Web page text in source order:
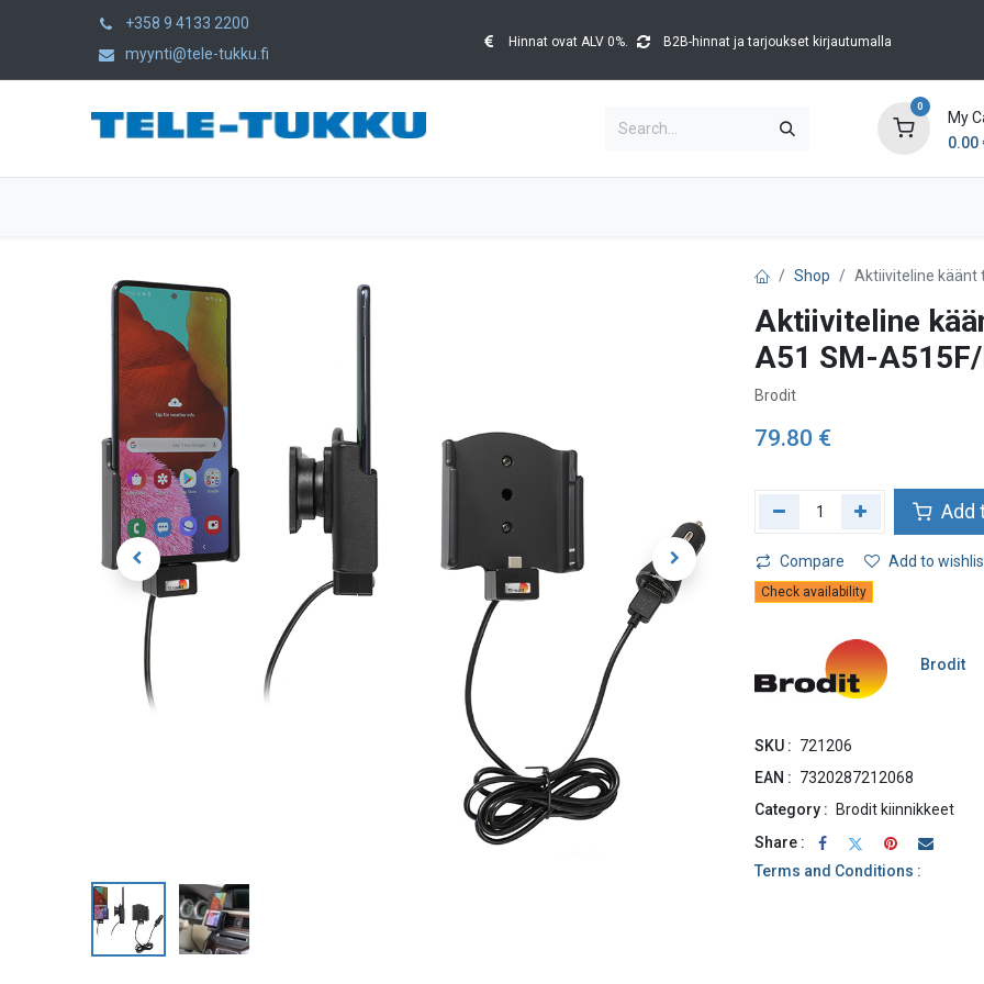
+358 9 4133 2200
myynti@tele-tukku.fi
Hinnat ovat ALV 0%. B2B-hinnat ja tarjoukset kirjautumalla
0
My
0.00
Shop Aktiiviteline käänt
Aktiiviteline
A51 SM-A515F/
Brodit
79.80 €
Add
Compare Add to
Check availability
Brodit
SKU : 721206
EAN : 7320287212068
Category :
Brodit kiinnikkeet
Share :
Terms and Conditions :